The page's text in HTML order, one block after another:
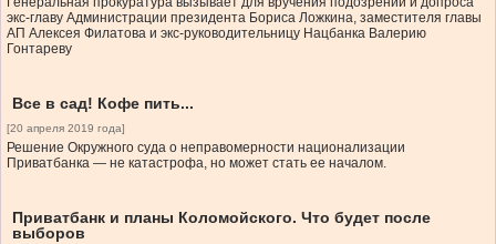
экс-главу Администрации президента Бориса Ложкина, заместителя главы
АП Алексея Филатова и экс-руководительницу Нацбанка Валерию
Гонтареву
Все в сад! Кофе пить...
[20 апреля 2019 года]
Решение Окружного суда о неправомерности национализации
Приватбанка — не катастрофа, но может стать ее началом.
Приватбанк и планы Коломойского. Что будет после
выборов